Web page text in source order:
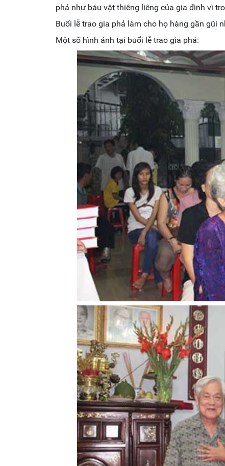
phả như báu vật thiêng liêng của gia đình vì
Buổi lễ trao gia phả làm cho họ hàng gần gũi
Một số hình ảnh tại buổi lễ trao gia phả: